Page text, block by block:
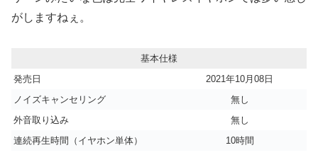
がしますねぇ。
基本仕様
発売日
2021年10月08日
ノイズキャンセリング
無し
外音取り込み
無し
連続再生時間（イヤホン単体）
10時間